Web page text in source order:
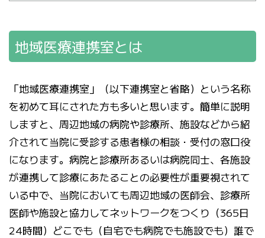
地域医療連携室とは
「地域医療連携室」（以下連携室と省略）という名称
を初めて耳にされた方も多いと思います。簡単に説明
しますと、周辺地域の病院や診療所、施設などから紹
介されて当院に受診する患者様の相談・受付の窓口役
になります。病院と診療所あるいは病院同士、各施設
が連携して診療にあたることの必要性が重要視されて
いる中で、当院においても周辺地域の医師会、診療所
医師や施設と協力してネットワークをつくり（365日
24時間）どこでも（自宅でも病院でも施設でも）誰で